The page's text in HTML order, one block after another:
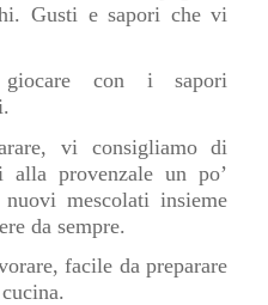
Gusti e sapori che vi
giocare con i sapori
vi consigliamo di
alla provenzale un po’
mescolati insieme
da sempre.
facile da preparare